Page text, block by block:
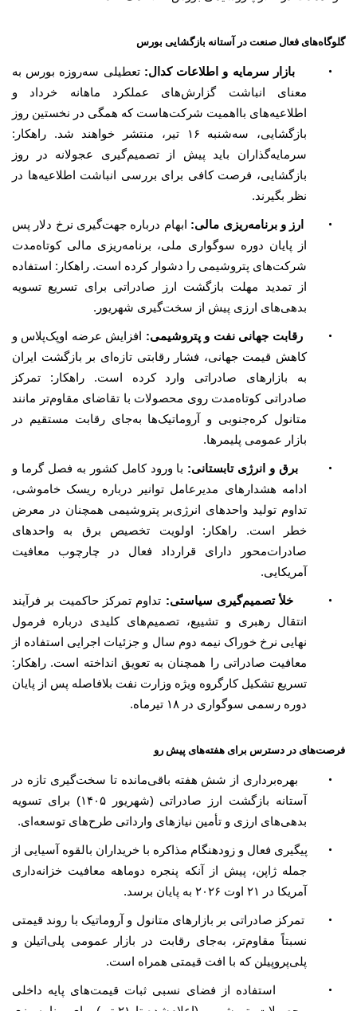
گلوگاه‌های فعال صنعت در آستانه بازگشایی بورس
• بازار سرمایه و اطلاعات کدال: تعطیلی سه‌روزه بورس به
معنای انباشت گزارش‌های عملکرد ماهانه خرداد و
اطلاعیه‌های بااهمیت شرکت‌هاست که همگی در نخستین روز
بازگشایی، سه‌شنبه ۱۶ تیر، منتشر خواهند شد. راهکار:
سرمایه‌گذاران باید پیش از تصمیم‌گیری عجولانه در روز
بازگشایی، فرصت کافی برای بررسی انباشت اطلاعیه‌ها در
نظر بگیرند.
• ارز و برنامه‌ریزی مالی: ابهام درباره جهت‌گیری نرخ دلار پس
از پایان دوره سوگواری ملی، برنامه‌ریزی مالی کوتاه‌مدت
شرکت‌های پتروشیمی را دشوار کرده است. راهکار: استفاده
از تمدید مهلت بازگشت ارز صادراتی برای تسریع تسویه
بدهی‌های ارزی پیش از سخت‌گیری شهریور.
• رقابت جهانی نفت و پتروشیمی: افزایش عرضه اوپک‌پلاس و
کاهش قیمت جهانی، فشار رقابتی تازه‌ای بر بازگشت ایران
به بازارهای صادراتی وارد کرده است. راهکار: تمرکز
صادراتی کوتاه‌مدت روی محصولات با تقاضای مقاوم‌تر مانند
متانول کره‌جنوبی و آروماتیک‌ها به‌جای رقابت مستقیم در
بازار عمومی پلیمرها.
• برق و انرژی تابستانی: با ورود کامل کشور به فصل گرما و
ادامه هشدارهای مدیرعامل توانیر درباره ریسک خاموشی،
تداوم تولید واحدهای انرژی‌بر پتروشیمی همچنان در معرض
خطر است. راهکار: اولویت تخصیص برق به واحدهای
صادرات‌محور دارای قرارداد فعال در چارچوب معافیت
آمریکایی.
• خلأ تصمیم‌گیری سیاستی: تداوم تمرکز حاکمیت بر فرآیند
انتقال رهبری و تشییع، تصمیم‌های کلیدی درباره فرمول
نهایی نرخ خوراک نیمه دوم سال و جزئیات اجرایی استفاده از
معافیت صادراتی را همچنان به تعویق انداخته است. راهکار:
تسریع تشکیل کارگروه ویژه وزارت نفت بلافاصله پس از پایان
دوره رسمی سوگواری در ۱۸ تیرماه.
فرصت‌های در دسترس برای هفته‌های پیش رو
•
بهره‌برداری از شش هفته باقی‌مانده تا سخت‌گیری تازه در
آستانه بازگشت ارز صادراتی (شهریور ۱۴۰۵) برای تسویه
بدهی‌های ارزی و تأمین نیازهای وارداتی طرح‌های توسعه‌ای.
•
پیگیری فعال و زودهنگام مذاکره با خریداران بالقوه آسیایی از
جمله ژاپن، پیش از آنکه پنجره دوماهه معافیت خزانه‌داری
آمریکا در ۲۱ اوت ۲۰۲۶ به پایان برسد.
•
تمرکز صادراتی بر بازارهای متانول و آروماتیک با روند قیمتی
نسبتاً مقاوم‌تر، به‌جای رقابت در بازار عمومی پلی‌اتیلن و
پلی‌پروپیلن که با افت قیمتی همراه است.
•
استفاده از فضای نسبی ثبات قیمت‌های پایه داخلی